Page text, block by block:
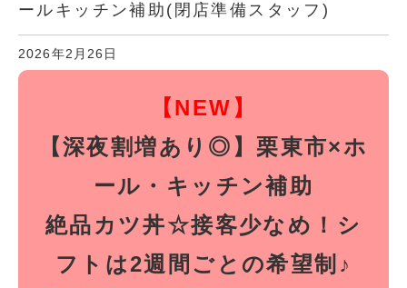
ールキッチン補助(閉店準備スタッフ)
2026年2月26日
【NEW】
【深夜割増あり◎】栗東市×ホ
ール・キッチン補助
絶品カツ丼☆接客少なめ！シ
フトは2週間ごとの希望制♪